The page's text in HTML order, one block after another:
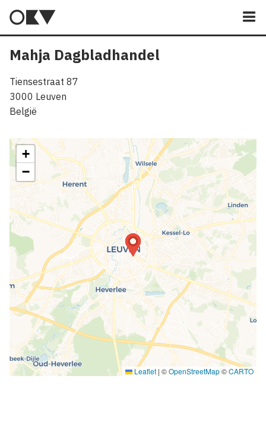
Mahja Dagbladhandel
Tiensestraat 87
3000 Leuven
België
+
−
Leaflet | ©OpenStreetMap©CARTO